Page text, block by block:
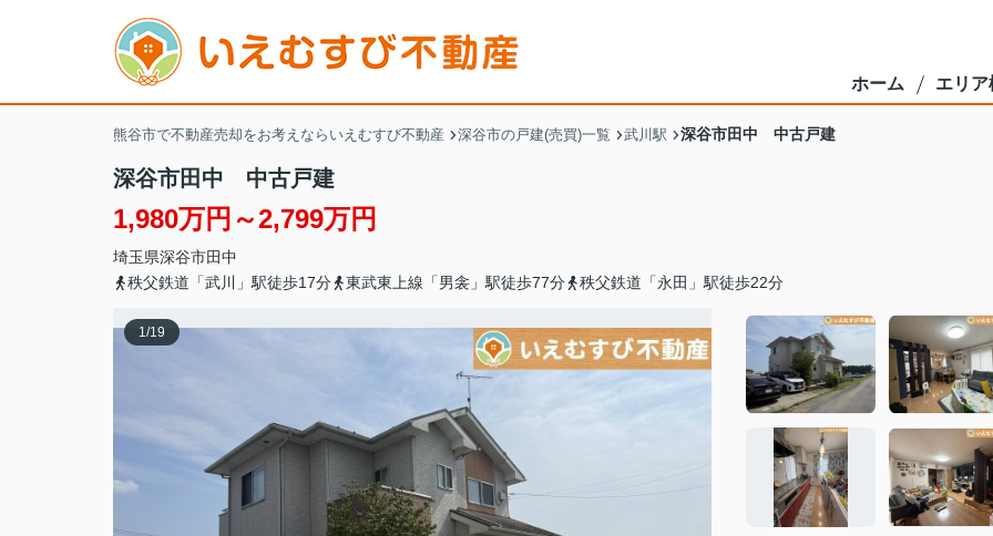
ホーム エリア
熊谷市で不動産売却をお考えならいえむすび不動産 深谷市の戸建(売買)一覧 武川駅 深谷市田中 中古戸建
深谷市田中 中古戸建
1,980万円～2,799万円
埼玉県深谷市田中
秩父鉄道「武川」駅徒歩17分
東武東上線「男衾」駅徒歩77分 秩父鉄道「永田」駅徒歩22分
1/19